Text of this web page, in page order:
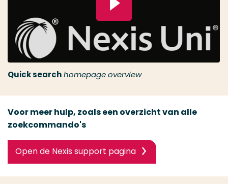
Quick searchhomepage overview
Voor meer hulp, zoals een overzicht van alle
zoekcommando's
Open de Nexis support pagina